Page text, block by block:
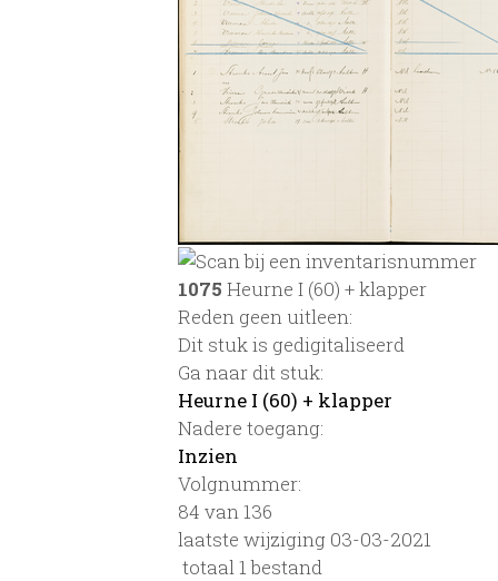
1075 Heurne I (60) + klapper
Reden geen uitleen:
Dit stuk is gedigitaliseerd
Ga naar dit stuk:
Heurne I (60) + klapper
Nadere toegang:
Inzien
Volgnummer:
84 van 136
laatste wijziging 03-03-2021
totaal 1 bestand